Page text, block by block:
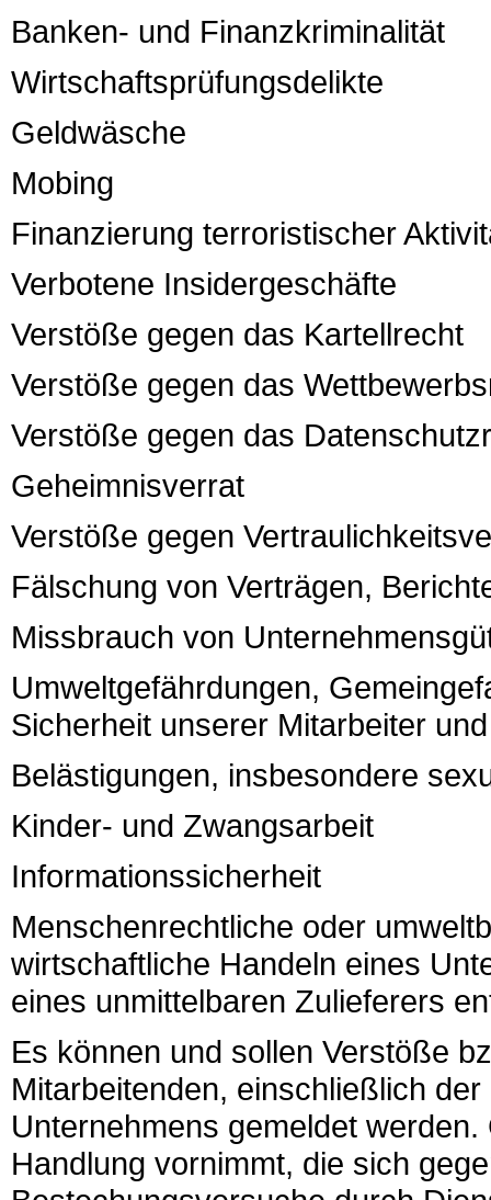
Banken- und Finanzkriminalität
Wirtschaftsprüfungsdelikte
Geldwäsche
Mobing
Finanzierung terroristischer
Verbotene Insidergeschäfte
Verstöße gegen das Kartellrecht
Verstöße gegen das
Verstöße gegen das
Geheimnisverrat
Verstöße gegen
Fälschung von Verträgen,
Missbrauch von
Umweltgefährdungen,
Sicherheit unserer Mitarbeiter
Belästigungen, insbesondere
Kinder- und Zwangsarbeit
Informationssicherheit
Menschenrechtliche oder
wirtschaftliche Handeln eines
eines unmittelbaren Zulieferers
Es können und sollen Verstöße
Mitarbeitenden, einschließlich
Unternehmens gemeldet
Handlung vornimmt, die sich